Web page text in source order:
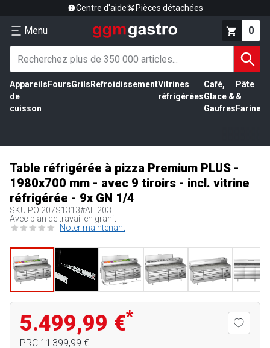
Centre d'aide Pièces détachées
Menu 0
Appareils
de
cuisson
FoursGrils RefroidissementVitrines
réfrigérées
Café,
Glace &
Gaufres
Pâte
&
Farine
Table réfrigérée à pizza Premium PLUS -
1980x700 mm - avec 9 tiroirs - incl. vitrine
réfrigérée - 9x GN 1/4
SKU POI207S1313#AEI203
Avec plan de travail en granit
Noter maintenant
5.499,99 €*
PRC 11 399,99 €